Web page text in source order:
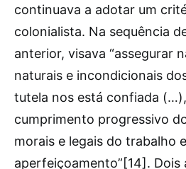
continuava a adotar um
colonialista. Na sequência
anterior, visava “assegurar
naturais e incondicionais
tutela nos está confiada
cumprimento progressivo
morais e legais do trabalho
aperfeiçoamento”[14]. Dois